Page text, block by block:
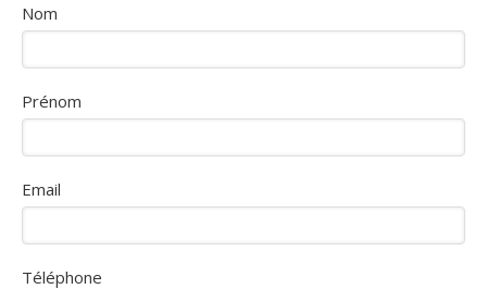
Nom
Prénom
Email
Téléphone